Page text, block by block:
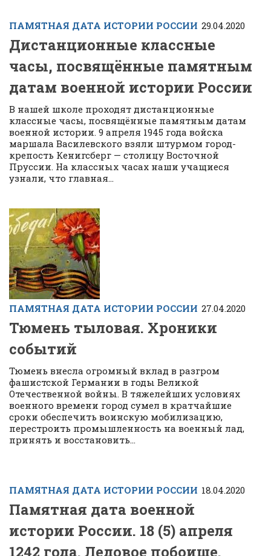
ПАМЯТНАЯ ДАТА ИСТОРИИ РОССИИ 29.04.2020
Дистанционные классные
часы, посвящённые памятным
датам военной истории России
В нашей школе проходят дистанционные
классные часы, посвящённые памятным датам
военной истории. 9 апреля 1945 года войска
маршала Василевского взяли штурмом город-
крепость Кенигсберг — столицу Восточной
Пруссии. На классных часах наши учащиеся
узнали, что главная...
ПАМЯТНАЯ ДАТА ИСТОРИИ РОССИИ 27.04.2020
Тюмень тыловая. Хроники
событий
Тюмень внесла огромный вклад в разгром
фашистской Германии в годы Великой
Отечественной войны. В тяжелейших условиях
военного времени город сумел в кратчайшие
сроки обеспечить воинскую мобилизацию,
перестроить промышленность на военный лад,
принять и восстановить...
ПАМЯТНАЯ ДАТА ИСТОРИИ РОССИИ 18.04.2020
Памятная дата военной
истории России. 18 (5) апреля
1242 года. Ледовое побоище.